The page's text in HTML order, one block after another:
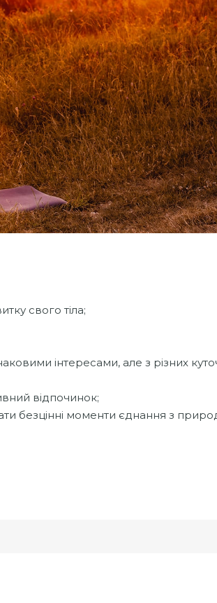
свого тіла;
інтересами, але з різних
відпочинок;
безцінні моменти єднання з